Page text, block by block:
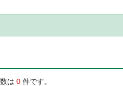
は 0 件です。